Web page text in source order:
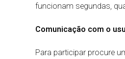
funcionam segundas,
Comunicação com o
Para participar procure